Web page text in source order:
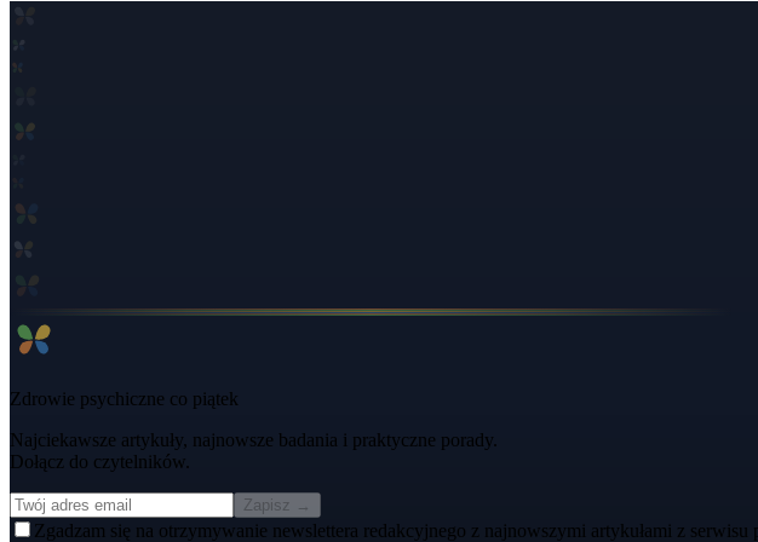
Zdrowie psychiczne co piątek
Najciekawsze artykuły, najnowsze badania i praktyczne porady.
Dołącz do czytelników.
Zapisz →
Zgadzam się na otrzymywanie newslettera redakcyjnego z najnowszymi artykułami z serwisu